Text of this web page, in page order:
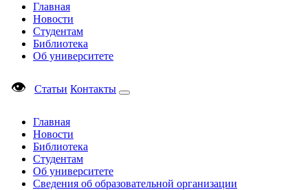
Главная
Новости
Студентам
Библиотека
Об университете
👁 Статьи Контакты
Главная
Новости
Библиотека
Студентам
Об университете
Сведения об образовательной организации